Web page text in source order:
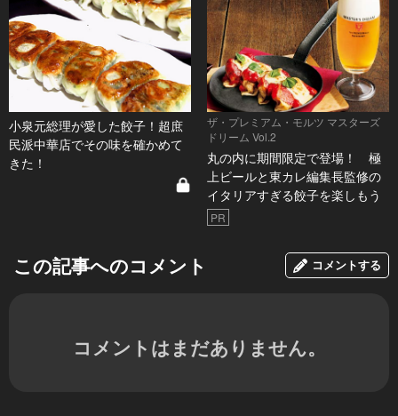
小泉元総理が愛した餃子！超庶
民派中華店でその味を確かめて
きた！
ザ・プレミアム・モルツ マスターズ
ドリーム Vol.2
丸の内に期間限定で登場！ 極
上ビールと東カレ編集長監修の
イタリアすぎる餃子を楽しもう
PR
この記事へのコメント コメントする
コメントはまだありません。